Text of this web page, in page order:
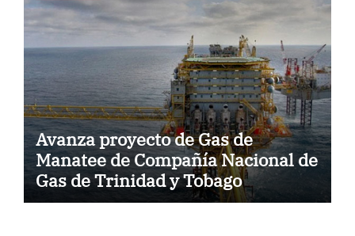
Avanza proyecto de Gas de
Manatee de Compañía Nacional de
Gas de Trinidad y Tobago